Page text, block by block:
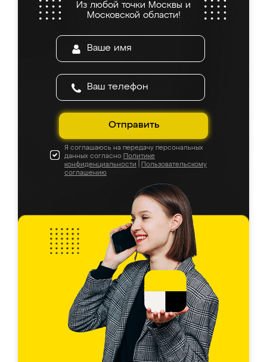
Из любой точки Москвы и
Московской области!
Отправить
Я соглашаюсь на передачу персональных
данных согласно Политике
конфиденциальности
Пользовательскому
соглашению